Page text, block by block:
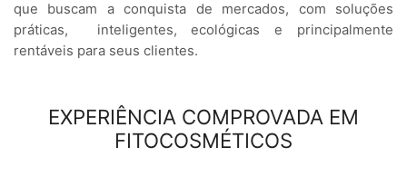
que buscam a conquista de mercados, com soluções
práticas, inteligentes, ecológicas e principalmente
rentáveis para seus clientes.
EXPERIÊNCIA COMPROVADA EM
FITOCOSMÉTICOS